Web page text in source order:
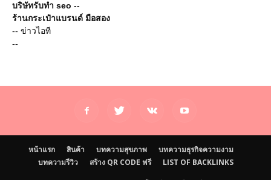
บริษัทรับทำ seo --
ร้านกระเป๋าแบรนด์ มือสอง
-- ข่าวไอที
--
หน้าแรก สินค้า บทความสุขภาพ
บทความธุรกิจความงาม
บทความรีวิว
สร้าง QR CODE ฟรี LIST OF BACKLINKS